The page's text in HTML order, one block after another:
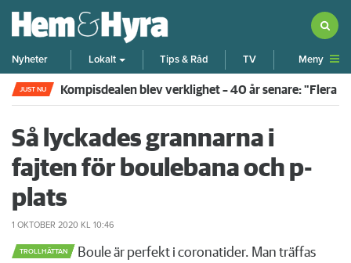
Nyheter Lokalt Tips & Råd TV Meny
JUST NU Kompisdealen blev verklighet – 40 år senare: "Flera
Så lyckades grannarna i
fajten för boulebana och p-
plats
1 OKTOBER 2020 KL 10:46
TROLLHÄTTAN
Boule är perfekt i coronatider. Man träffas